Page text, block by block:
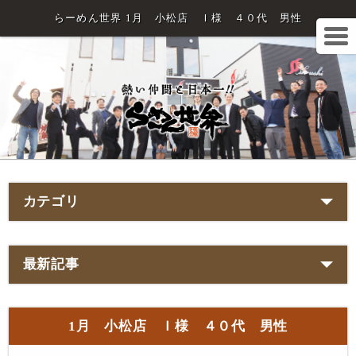
らーめん世界 1月 小松店 Ｉ様 ４０代 男性
カテゴリ
最新記事
1月 小松店 Ｉ様 ４０代 男性